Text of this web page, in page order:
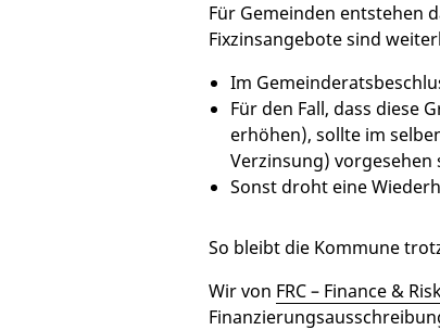
Für Gemeinden entstehen
Fixzinsangebote sind
Im
Für den Fall, dass diese
erhöhen), sollte im
Verzinsung) vorgesehen
Sonst droht eine
So bleibt die Kommune
Wir von FRC – Finance &